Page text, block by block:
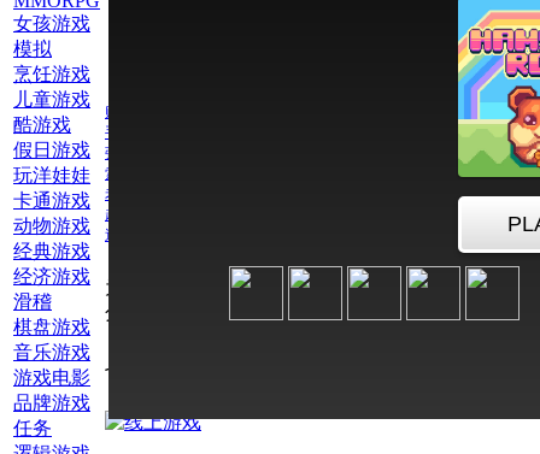
女孩游戏
模拟
烹饪游戏
儿童游戏
酷游戏
假日游戏
玩洋娃娃
卡通游戏
动物游戏
经典游戏
经济游戏
滑稽
棋盘游戏
音乐游戏
游戏电影
品牌游戏
任务
赌博
手机游戏
弹球
索尼克
老虎机
超级游戏
逃脱
为此游戏评
分：
也玩网络游戏弹球